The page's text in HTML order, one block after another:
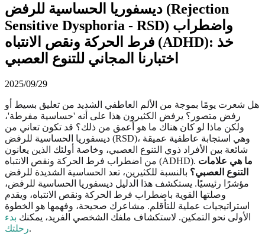
ديسفوريا الحساسية للرفض (Rejection
Sensitive Dysphoria - RSD) واضطراب
فرط الحركة ونقص الانتباه (ADHD): خذ
اختبارنا المجاني للتنوع العصبي
2025/09/29
هل شعرت يومًا بموجة من الألم العاطفي الشديد من تعليق بسيط أو
رفض متصور؟ يرفض الكثيرون هذا على أنه 'حساسية مفرطة'،
ولكن ماذا لو كان هناك ما هو أعمق من ذلك؟ قد تكون تعاني من
ديسفوريا الحساسية للرفض (RSD)، وهي استجابة عاطفية عميقة
شائعة بين الأفراد ذوي التنوع العصبي، وخاصة أولئك الذين يعانون
من اضطراب فرط الحركة ونقص الانتباه (ADHD). ما هي علامات
التنوع العصبي؟ بالنسبة للكثيرين، تعد الحساسية الشديدة للرفض
مؤشرًا رئيسيًا. يستكشف هذا الدليل ديسفوريا الحساسية للرفض،
وصلتها القوية باضطراب فرط الحركة ونقص الانتباه، ويقدم
استراتيجيات عملية للتأقلم. مشاعرك صحيحة، وفهمها هو الخطوة
الأولى نحو التمكين. لاستكشاف ملفك الشخصي الفريد، يمكنك بدء
رحلتك.